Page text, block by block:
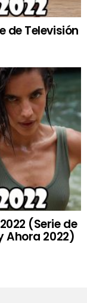
de Televisión
(Serie de
Ahora 2022)